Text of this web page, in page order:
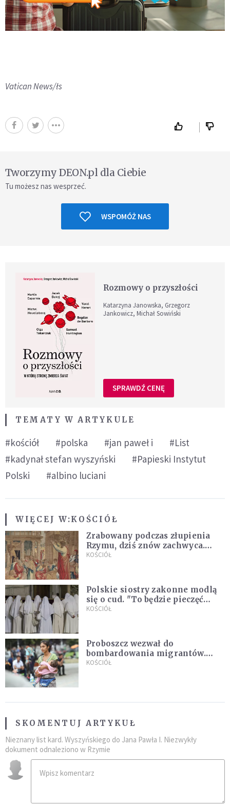
Vatican News/łs
Tworzymy DEON.pl dla Ciebie
Tu możesz nas wesprzeć.
WSPOMÓŻ NAS
Rozmowy o przyszłości
Katarzyna Janowska, Grzegorz
Jankowicz, Michał Sowiński
SPRAWDŹ CENĘ
TEMATY W ARTYKULE
#kościół #polska #jan paweł i
#List
#kadynał stefan wyszyński
#Papieski Instytut
Polski
#albino luciani
WIĘCEJ W:KOŚCIÓŁ
Zrabowany podczas złupienia
Rzymu, dziś znów zachwyca.
Wyjątkowy arras w Castel
KOŚCIÓŁ
Polskie siostry zakonne modlą
się o cud. "To będzie pieczęć
Pana Boga dla naszej wiary"
KOŚCIÓŁ
Proboszcz wezwał do
bombardowania migrantów.
"Masowy ogień przeciwko
KOŚCIÓŁ
SKOMENTUJ ARTYKUŁ
Nieznany list kard. Wyszyńskiego do Jana Pawła I. Niezwykły
dokument odnaleziono w Rzymie